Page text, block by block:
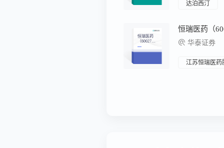
达泊西汀
恒瑞医药
（60027
6）：创新
药收获期已
华泰证券
江苏恒瑞医药